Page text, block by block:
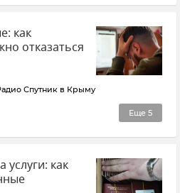
(РЖД)
как
отказаться
Спутник в Крыму
Еще 5
Обществокак